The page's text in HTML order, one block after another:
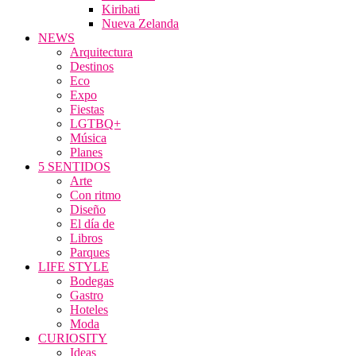
Kiribati
Nueva Zelanda
NEWS
Arquitectura
Destinos
Eco
Expo
Fiestas
LGTBQ+
Música
Planes
5 SENTIDOS
Arte
Con ritmo
Diseño
El día de
Libros
Parques
LIFE STYLE
Bodegas
Gastro
Hoteles
Moda
CURIOSITY
Ideas